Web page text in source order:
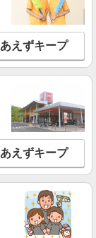
゜ 入社祝い金10
。・゜+゜
ップ
見る
★交通費別途支給
紹介
2回払
・。○。・゜
ップ
を見る
えずキープ
太田市・館林市
えずキープ